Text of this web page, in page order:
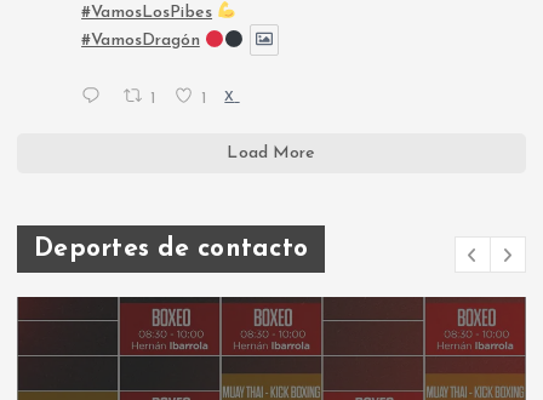
#VamosLosPibes
#VamosDragón
1 1 X
Load More
Deportes de contacto